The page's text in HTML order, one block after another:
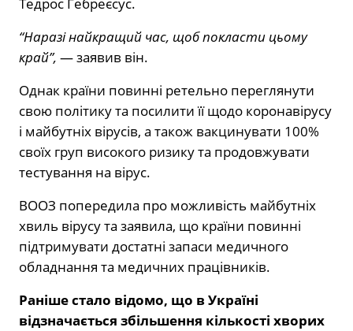
“Наразі найкращий час, щоб покласти цьому
край”, — заявив він.
Однак країни повинні ретельно переглянути
свою політику та посилити її щодо коронавірусу
і майбутніх вірусів, а також вакцинувати 100%
своїх груп високого ризику та продовжувати
тестування на вірус.
ВООЗ попередила про можливість майбутніх
хвиль вірусу та заявила, що країни повинні
підтримувати достатні запаси медичного
обладнання та медичних працівників.
Раніше стало відомо, що в Україні
відзначається збільшення кількості хворих